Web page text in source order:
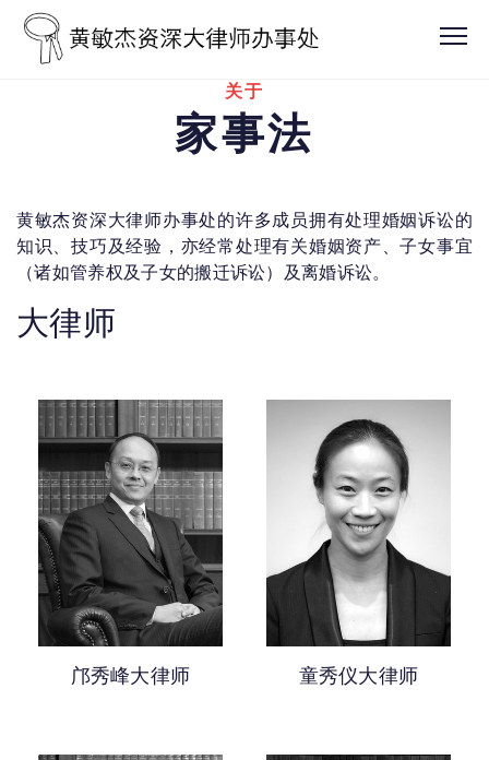
关于
家事法
黄敏杰资深大律师办事处的许多成员拥有处理婚姻诉讼的
知识、技巧及经验，亦经常处理有关婚姻资产、子女事宜
（诸如管养权及子女的搬迁诉讼）及离婚诉讼。
大律师
邝秀峰大律师 童秀仪大律师